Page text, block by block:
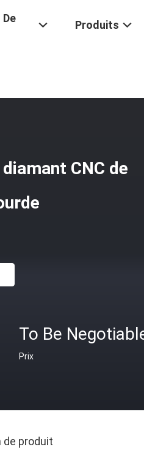
Produits
CNC de
To Be
Prix
de produit